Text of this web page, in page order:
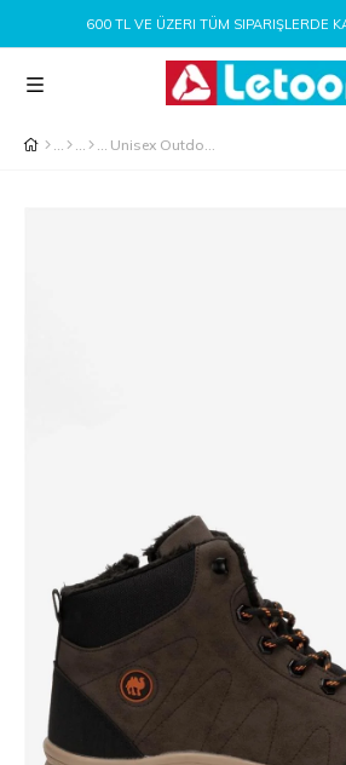
VE ÜZERI TÜM SIPARIŞLERDE KARGO ÜCRETSIZ!
Unisex Outdoor Trekking ve Günlük Kullanım Botu KAHVERENGİ